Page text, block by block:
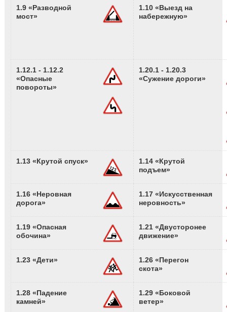
1.9 «Разводной
мост»
1.10 «Выезд на
набережную»
1.12.1 - 1.12.2
«Опасные
повороты»
1.20.1 - 1.20.3
«Сужение дороги»
1.13 «Крутой спуск»
1.14 «Крутой
подъем»
1.16 «Неровная
дорога»
1.17 «Искусственная
неровность»
1.19 «Опасная
обочина»
1.21 «Двусторонее
движение»
1.23 «Дети»
1.26 «Перегон
скота»
1.28 «Падение
камней»
1.29 «Боковой
ветер»